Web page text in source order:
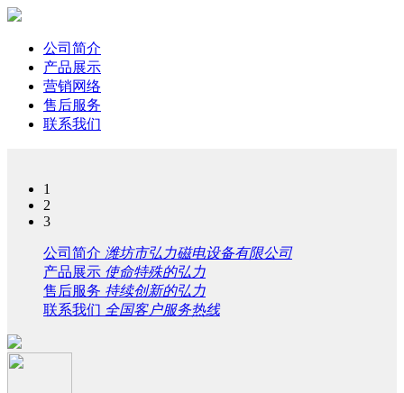
公司简介
产品展示
营销网络
售后服务
联系我们
1
2
3
公司简介 潍坊市弘力磁电设备有限公司
产品展示 使命特殊的弘力
售后服务 持续创新的弘力
联系我们 全国客户服务热线